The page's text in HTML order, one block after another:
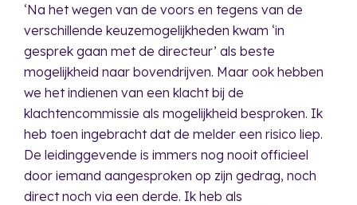
‘Na het wegen van de voors en tegens van de
verschillende keuzemogelijkheden kwam ‘in
gesprek gaan met de directeur’ als beste
mogelijkheid naar bovendrijven. Maar ook hebben
we het indienen van een klacht bij de
klachtencommissie als mogelijkheid besproken. Ik
heb toen ingebracht dat de melder een risico liep.
De leidinggevende is immers nog nooit officieel
door iemand aangesproken op zijn gedrag, noch
direct noch via een derde. Ik heb als